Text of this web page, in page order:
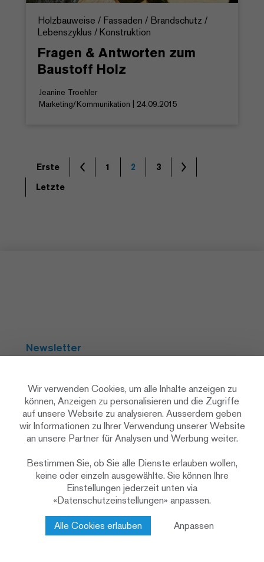
Holzbauweise / Fassaden / Brandschutz /
Lebenszyklus / Konstruktion
Fragen & Antworten zum
Baustoff Holz
Jeanine Troehler
Marketing/Kommunikation | 24.09.2015
Erste 1 2
3
Letzte
Newsletter
Social Media
Datenschutzeinstellungen
Cookie Policy
Impressum & rechtliche Hinweise
Wir verwenden Cookies, um alle Inhalte anzeigen zu
können, Anzeigen zu personalisieren und die Zugriffe
auf unsere Website zu analysieren. Ausserdem geben
wir Informationen zu Ihrer Verwendung unserer Website
an unsere Partner für Analysen und Werbung weiter.
Bestimmen Sie, ob Sie alle Dienste erlauben wollen,
keine oder einzeln ausgewählte. Sie können Ihre
Einstellungen jederzeit unten via
«Datenschutzeinstellungen» anpassen.
Alle Cookies erlauben Anpassen